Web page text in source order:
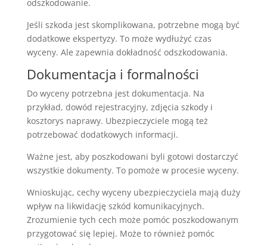
odszkodowanie.
Jeśli szkoda jest skomplikowana, potrzebne mogą być
dodatkowe ekspertyzy. To może wydłużyć czas
wyceny. Ale zapewnia dokładność odszkodowania.
Dokumentacja i formalności
Do wyceny potrzebna jest dokumentacja. Na
przykład, dowód rejestracyjny, zdjęcia szkody i
kosztorys naprawy. Ubezpieczyciele mogą też
potrzebować dodatkowych informacji.
Ważne jest, aby poszkodowani byli gotowi dostarczyć
wszystkie dokumenty. To pomoże w procesie wyceny.
Wnioskując, cechy wyceny ubezpieczyciela mają duży
wpływ na likwidację szkód komunikacyjnych.
Zrozumienie tych cech może pomóc poszkodowanym
przygotować się lepiej. Może to również pomóc